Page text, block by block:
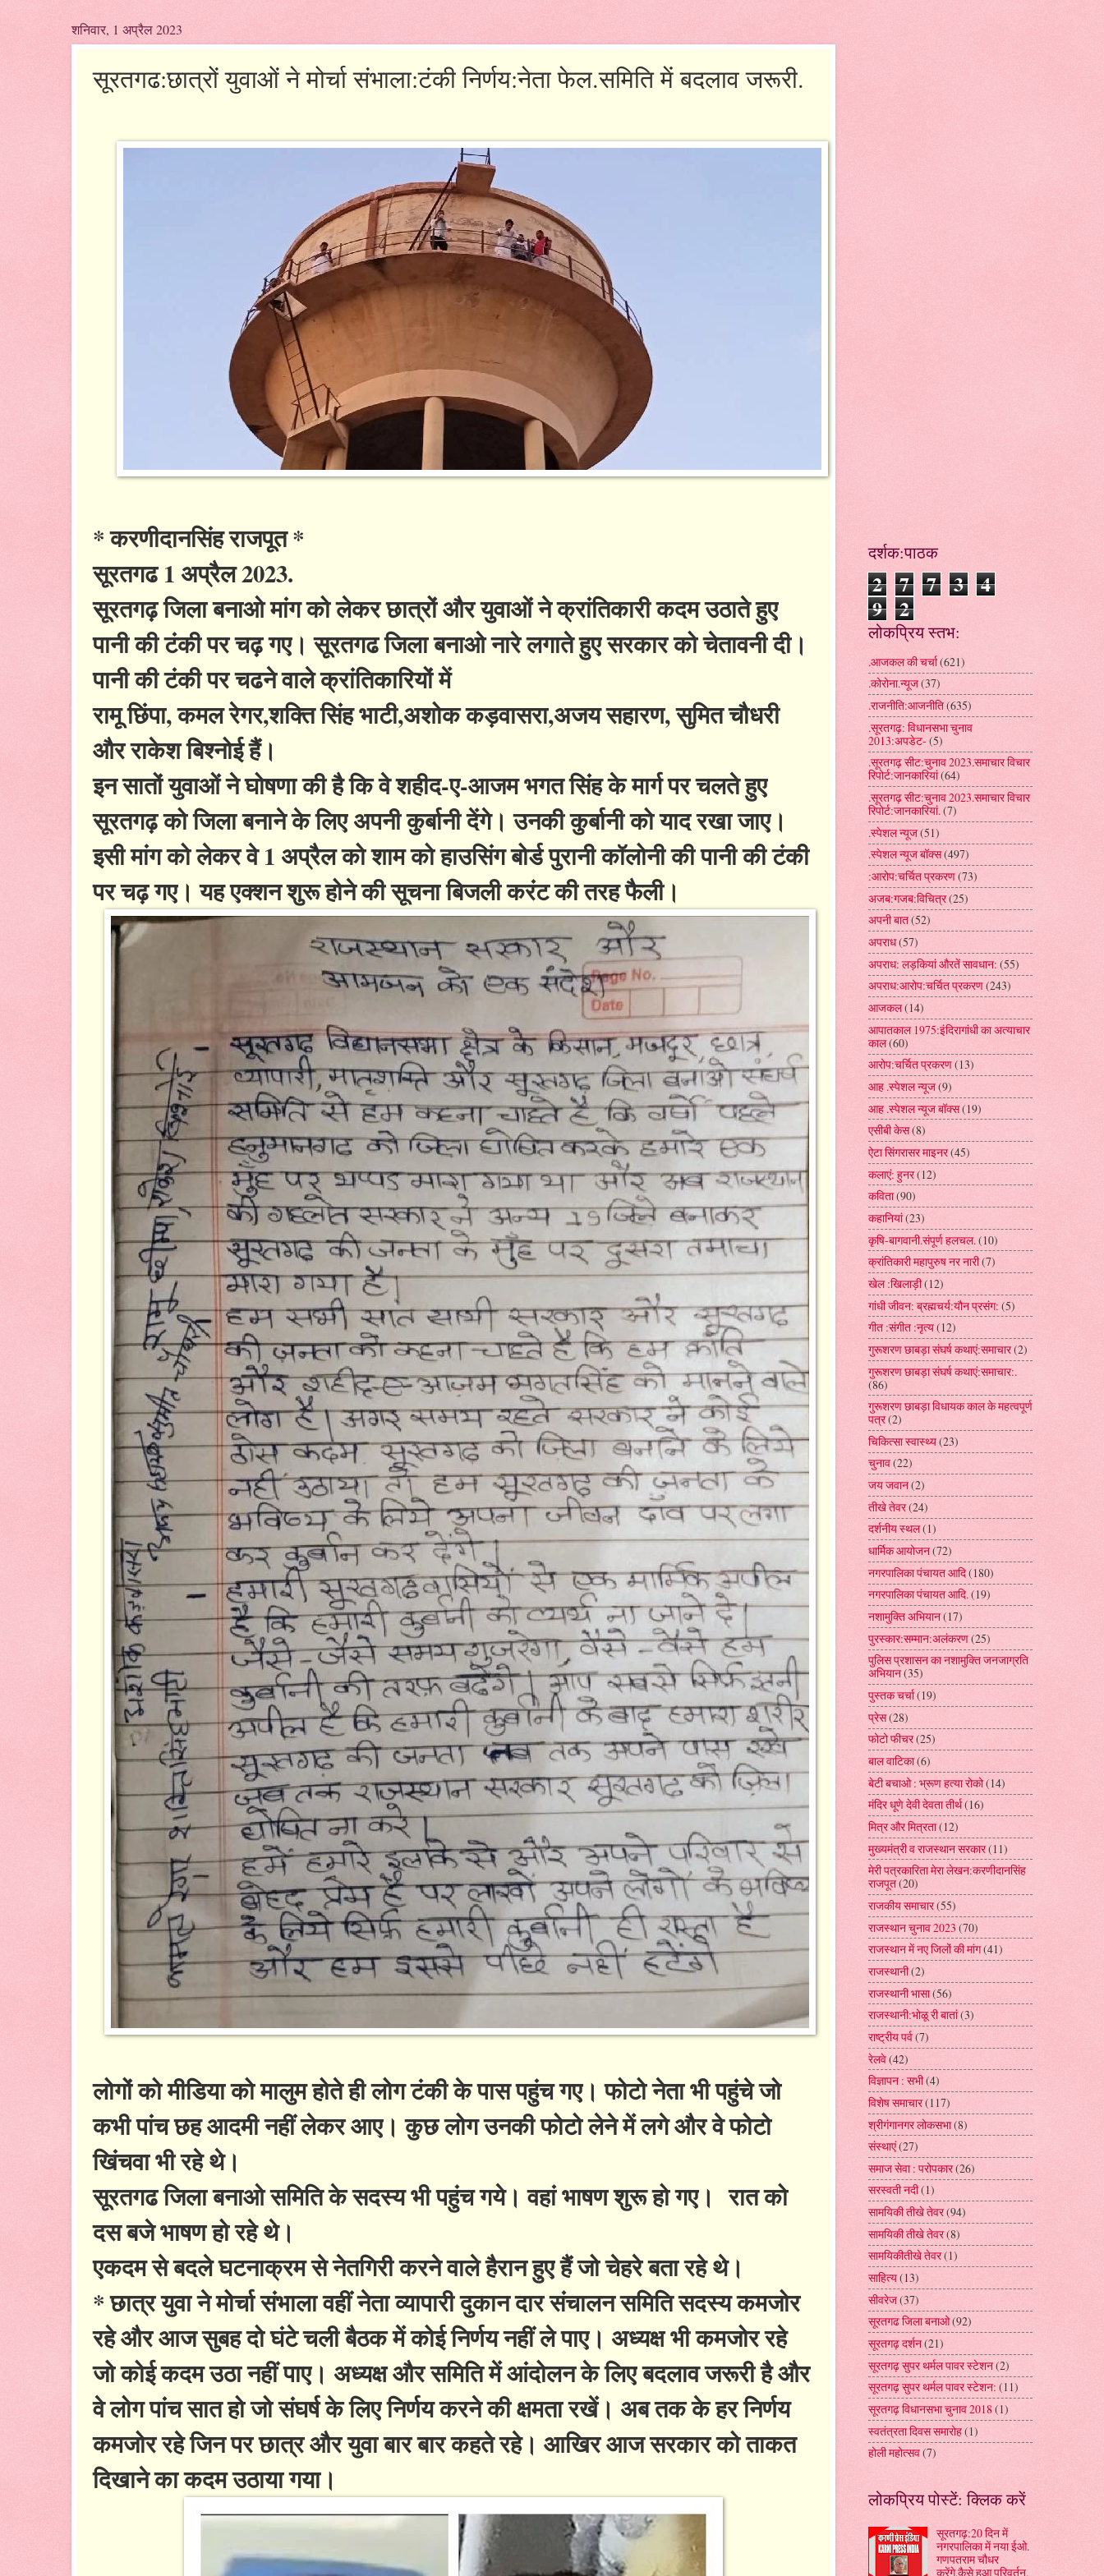
शनिवार, 1 अप्रैल 2023
सूरतगढ:छात्रों युवाओं ने मोर्चा संभाला:टंकी निर्णय:नेता फेल.समिति में बदलाव जरूरी.
* करणीदानसिंह राजपूत *
सूरतगढ 1 अप्रैल 2023.
सूरतगढ़ जिला बनाओ मांग को लेकर छात्रों और युवाओं ने क्रांतिकारी कदम उठाते हुए
पानी की टंकी पर चढ़ गए। सूरतगढ जिला बनाओ नारे लगाते हुए सरकार को चेतावनी दी।
पानी की टंकी पर चढने वाले क्रांतिकारियों में
रामू छिंपा, कमल रेगर,शक्ति सिंह भाटी,अशोक कड़वासरा,अजय सहारण, सुमित चौधरी
और राकेश बिश्नोई हैं।
इन सातों युवाओं ने घोषणा की है कि वे शहीद-ए-आजम भगत सिंह के मार्ग पर चलते हुए
सूरतगढ़ को जिला बनाने के लिए अपनी कुर्बानी देंगे। उनकी कुर्बानी को याद रखा जाए।
इसी मांग को लेकर वे 1 अप्रैल को शाम को हाउसिंग बोर्ड पुरानी कॉलोनी की पानी की टंकी
पर चढ़ गए। यह एक्शन शुरू होने की सूचना बिजली करंट की तरह फैली।
लोगों को मीडिया को मालुम होते ही लोग टंकी के पास पहुंच गए। फोटो नेता भी पहुंचे जो
कभी पांच छह आदमी नहीं लेकर आए। कुछ लोग उनकी फोटो लेने में लगे और वे फोटो
खिंचवा भी रहे थे।
सूरतगढ जिला बनाओ समिति के सदस्य भी पहुंच गये। वहां भाषण शुरू हो गए। रात को
दस बजे भाषण हो रहे थे।
एकदम से बदले घटनाक्रम से नेतगिरी करने वाले हैरान हुए हैं जो चेहरे बता रहे थे।
* छात्र युवा ने मोर्चा संभाला वहीं नेता व्यापारी दुकान दार संचालन समिति सदस्य कमजोर
रहे और आज सुबह दो घंटे चली बैठक में कोई निर्णय नहीं ले पाए। अध्यक्ष भी कमजोर रहे
जो कोई कदम उठा नहीं पाए। अध्यक्ष और समिति में आंदोलन के लिए बदलाव जरूरी है और
वे लोग पांच सात हो जो संघर्ष के लिए निर्णय करने की क्षमता रखें। अब तक के हर निर्णय
कमजोर रहे जिन पर छात्र और युवा बार बार कहते रहे। आखिर आज सरकार को ताकत
दिखाने का कदम उठाया गया।
दर्शक:पाठक
2 7 7 3 4
9 2
लोकप्रिय स्तभ:
.आजकल की चर्चा(621)
.कोरोना.न्यूज(37)
.राजनीति:आजनीति(635)
.सूरतगढ़: विधानसभा चुनाव
2013:अपडेट- (5)
.सूरतगढ़ सीट:चुनाव 2023.समाचार विचार
रिपोर्ट:जानकारियां(64)
.सूरतगढ़ सीट:चुनाव 2023.समाचार विचार
रिपोर्ट:जानकारियां.(7)
.स्पेशल न्यूज(51)
.स्पेशल न्यूज बॉक्स(497)
:आरोप:चर्चित प्रकरण(73)
अजब:गजब:विचित्र(25)
अपनी बात(52)
अपराध(57)
अपराध: लड़कियां औरतें सावधान: (55)
अपराध:आरोप:चर्चित प्रकरण(243)
आजकल(14)
आपातकाल 1975:इंदिरागांधी का अत्याचार
काल(60)
आरोप:चर्चित प्रकरण(13)
आह .स्पेशल न्यूज(9)
आह .स्पेशल न्यूज बॉक्स(19)
एसीबी केस(8)
ऐटा सिंगरासर माइनर(45)
कलाएं: हुनर(12)
कविता(90)
कहानियां(23)
कृषि-बागवानी.संपूर्ण हलचल. (10)
क्रांतिकारी महापुरुष नर नारी(7)
खेल :खिलाड़ी(12)
गांधी जीवन: ब्रह्मचर्य:यौन प्रसंग: (5)
गीत :संगीत :नृत्य(12)
गुरूशरण छाबड़ा संघर्ष कथाएं:समाचार(2)
गुरूशरण छाबड़ा संघर्ष कथाएं:समाचार:.
(86)
गुरूशरण छाबड़ा विधायक काल के महत्वपूर्ण
पत्र(2)
चिकित्सा स्वास्थ्य(23)
चुनाव(22)
जय जवान(2)
तीखे तेवर(24)
दर्शनीय स्थल(1)
धार्मिक आयोजन(72)
नगरपालिका पंचायत आदि(180)
नगरपालिका पंचायत आदि.(19)
नशामुक्ति अभियान(17)
पुरस्कार:सम्मान:अलंकरण(25)
पुलिस प्रशासन का नशामुक्ति जनजाग्रति
अभियान(35)
पुस्तक चर्चा(19)
प्रेस(28)
फोटो फीचर(25)
बाल वाटिका(6)
बेटी बचाओ : भ्रूण हत्या रोको(14)
मंदिर धूणे देवी देवता तीर्थ(16)
मित्र और मित्रता(12)
मुख्यमंत्री व राजस्थान सरकार(11)
मेरी पत्रकारिता मेरा लेखन:करणीदानसिंह
राजपूत(20)
राजकीय समाचार(55)
राजस्थान चुनाव 2023 (70)
राजस्थान में नए जिलों की मांग(41)
राजस्थानी(2)
राजस्थानी भासा(56)
राजस्थानी:भोळू री बातां(3)
राष्ट्रीय पर्व(7)
रेलवे(42)
विज्ञापन : सभी(4)
विशेष समाचार(117)
श्रीगंगानगर लोकसभा(8)
संस्थाएं(27)
समाज सेवा : परोपकार(26)
सरस्वती नदी(1)
सामयिकी तीखे तेवर(94)
सामयिकी तीखे तेवर(8)
सामयिकीतीखे तेवर(1)
साहित्य(13)
सीवरेज(37)
सूरतगढ जिला बनाओ(92)
सूरतगढ़ दर्शन(21)
सूरतगढ़ सुपर थर्मल पावर स्टेशन(2)
सूरतगढ़ सुपर थर्मल पावर स्टेशन: (11)
सूरतगढ़ विधानसभा चुनाव 2018(1)
स्वतंत्रता दिवस समारोह(1)
होली महोत्सव(7)
लोकप्रिय पोस्टें: क्लिक करें
सूरतगढ़:20 दिन में
नगरपालिका में नया ईओ.
गणपतराम चौधर
करेंगे.कैसे हुआ परिवर्तन.